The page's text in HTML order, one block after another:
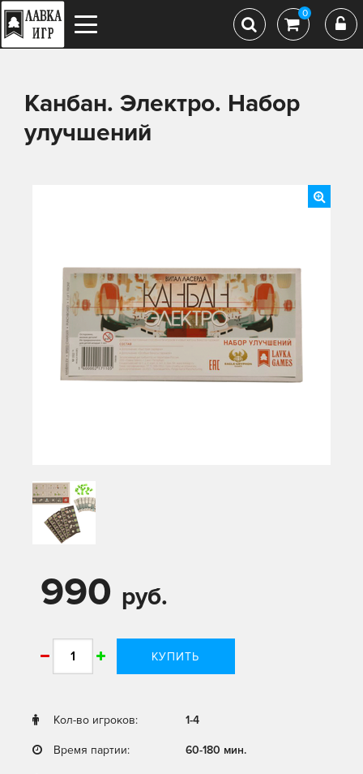
0
Канбан. Электро. Набор
улучшений
990 руб.
КУПИТЬ
Кол-во игроков: 1-4
Время партии: 60-180 мин.